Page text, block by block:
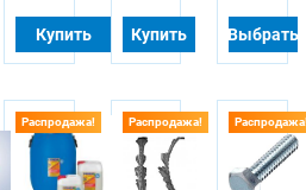
Купить Купить Выбрать
Распродажа! Распродажа!